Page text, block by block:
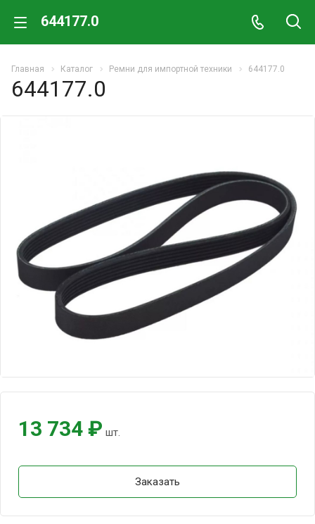
644177.0
Главная Каталог Ремни для импортной техники 644177.0
644177.0
13 734 ₽ шт.
Заказать